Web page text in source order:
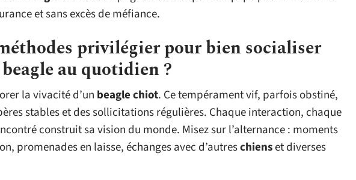
et sans excès de méfiance.
privilégier pour bien socialiser
au quotidien ?
la vivacité d’un beagle chiot. Ce tempérament vif, parfois obstiné,
stables et des sollicitations régulières. Chaque interaction, chaque
construit sa vision du monde. Misez sur l’alternance : moments
promenades en laisse, échanges avec d’autreschienset diverses